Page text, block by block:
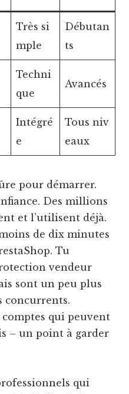
Très si
mple
Débutan
ts
Techni
que
Avancés
Intégré
e
Tous niv
eaux
pour démarrer.
Des millions
et l’utilisent déjà.
de dix minutes
Tu
vendeur
sont un peu plus
concurrents.
qui peuvent
– un point à garder
qui